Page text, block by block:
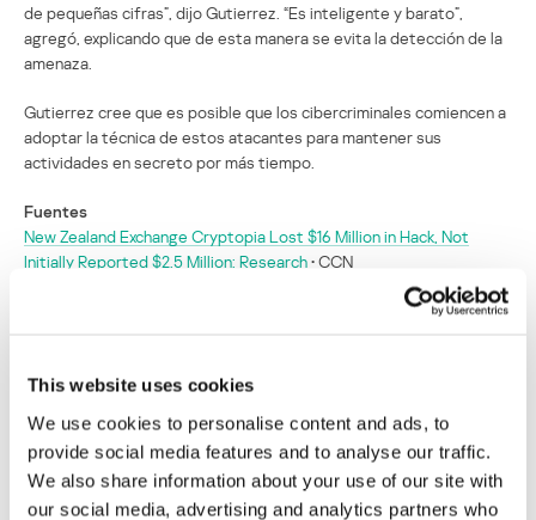
This website uses cookies
We use cookies to personalise content and ads, to
provide social media features and to analyse our traffic.
We also share information about your use of our site with
our social media, advertising and analytics partners who
de pequeñas cifras”, dijo Gutierrez. “Es inteligente y barato”,
agregó, explicando que de esta manera se evita la detección de la
amenaza.
Gutierrez cree que es posible que los cibercriminales comiencen a
adoptar la técnica de estos atacantes para mantener sus
actividades en secreto por más tiempo.
Fuentes
New Zealand Exchange Cryptopia Lost $16 Million in Hack, Not
Initially Reported $2.5 Million: Research• CCN
$16 Million Now Believed to Have Been Stolen in ‘Weird’ Cryptopia
Ataque a Cryptopia: se estiman pérdidas de
16 millones de dólares en monedas
criptográficas